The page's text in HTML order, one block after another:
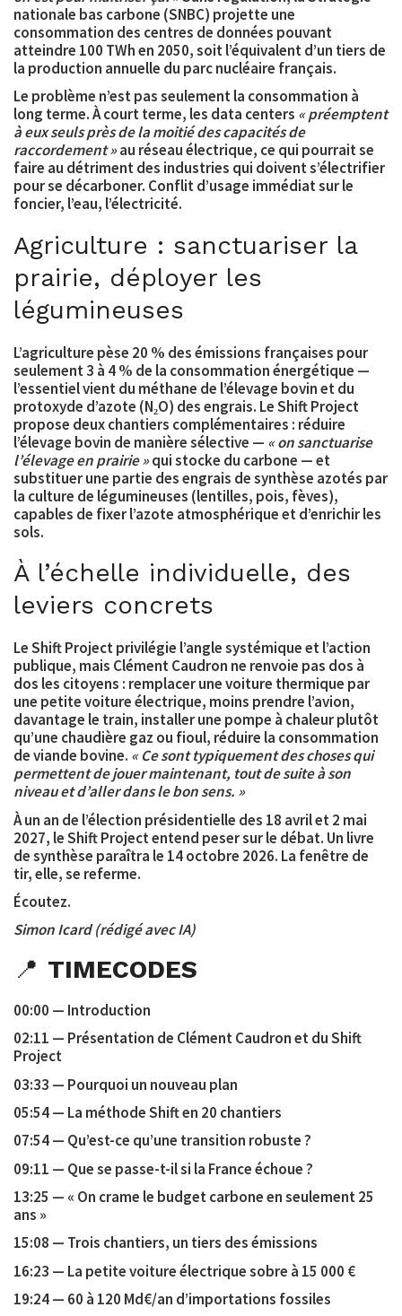
nationale bas carbone (SNBC) projette une
consommation des centres de données pouvant
atteindre 100 TWh en 2050, soit l’équivalent d’un tiers de
la production annuelle du parc nucléaire français.
Le problème n’est pas seulement la consommation à
long terme. À court terme, les data centers « préemptent
à eux seuls près de la moitié des capacités de
raccordement »au réseau électrique, ce qui pourrait se
faire au détriment des industries qui doivent s’électrifier
pour se décarboner. Conflit d’usage immédiat sur le
foncier, l’eau, l’électricité.
Agriculture : sanctuariser la
prairie, déployer les
légumineuses
L’agriculture pèse 20 % des émissions françaises pour
seulement 3 à 4 % de la consommation énergétique —
l’essentiel vient du méthane de l’élevage bovin et du
protoxyde d’azote (N₂O) des engrais. Le Shift Project
propose deux chantiers complémentaires : réduire
l’élevage bovin de manière sélective — « on sanctuarise
l’élevage en prairie »qui stocke du carbone — et
substituer une partie des engrais de synthèse azotés par
la culture de légumineuses (lentilles, pois, fèves),
capables de fixer l’azote atmosphérique et d’enrichir les
sols.
À l’échelle individuelle, des
leviers concrets
Le Shift Project privilégie l’angle systémique et l’action
publique, mais Clément Caudron ne renvoie pas dos à
dos les citoyens : remplacer une voiture thermique par
une petite voiture électrique, moins prendre l’avion,
davantage le train, installer une pompe à chaleur plutôt
qu’une chaudière gaz ou fioul, réduire la consommation
de viande bovine. « Ce sont typiquement des choses qui
permettent de jouer maintenant, tout de suite à son
niveau et d’aller dans le bon sens. »
À un an de l’élection présidentielle des 18 avril et 2 mai
2027, le Shift Project entend peser sur le débat. Un livre
de synthèse paraîtra le 14 octobre 2026. La fenêtre de
tir, elle, se referme.
Écoutez.
Simon Icard (rédigé avec IA)
📍 TIMECODES
00:00 — Introduction
02:11 — Présentation de Clément Caudron et du Shift
Project
03:33 — Pourquoi un nouveau plan
05:54 — La méthode Shift en 20 chantiers
07:54 — Qu’est-ce qu’une transition robuste ?
09:11 — Que se passe-t-il si la France échoue ?
13:25 — « On crame le budget carbone en seulement 25
ans »
15:08 — Trois chantiers, un tiers des émissions
16:23 — La petite voiture électrique sobre à 15 000 €
19:24 — 60 à 120 Md€/an d’importations fossiles